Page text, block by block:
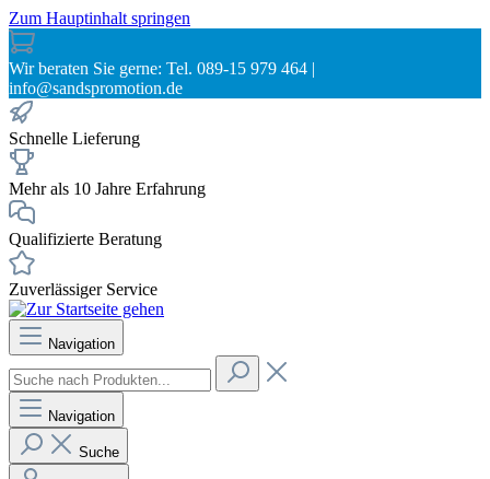
Zum Hauptinhalt springen
Wir beraten Sie gerne: Tel. 089-15 979 464 |
info@sandspromotion.de
Schnelle Lieferung
Mehr als 10 Jahre Erfahrung
Qualifizierte Beratung
Zuverlässiger Service
Navigation
Navigation
Suche